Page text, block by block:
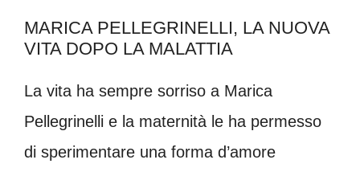
MARICA PELLEGRINELLI, LA NUOVA
VITA DOPO LA MALATTIA
La vita ha sempre sorriso a Marica
Pellegrinelli e la maternità le ha permesso
di sperimentare una forma d’amore